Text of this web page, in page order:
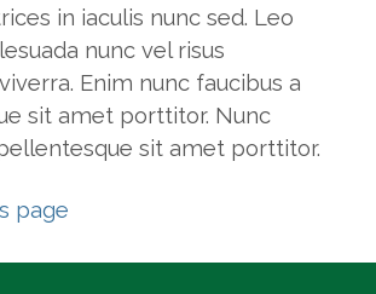
in iaculis nunc sed. Leo
nunc vel risus
Enim nunc faucibus a
sit amet porttitor. Nunc
sit amet porttitor.
page